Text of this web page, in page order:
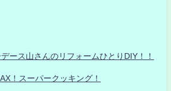
ース山さんのリフォームひとりDIY！！
！スーパークッキング！